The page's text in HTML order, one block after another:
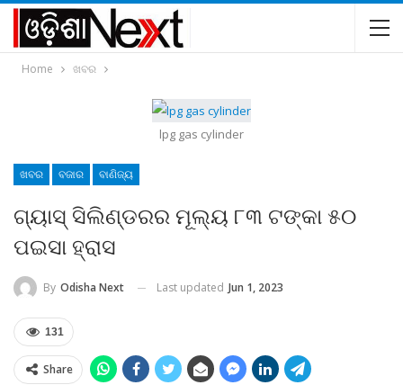
Home ଖବର
lpg gas cylinder
ଖବର ବଜାର ବାଣିଜ୍ୟ
ଗ୍ୟାସ୍‍ ସିଲିଣ୍ଡରର ମୂଲ୍ୟ ୮୩ ଟଙ୍କା ୫୦
ପଇସା ହ୍ରାସ
By Odisha Next Last updated Jun 1, 2023
131
Share